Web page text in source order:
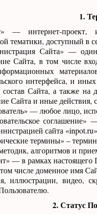
1.
— интернет-проект,
тематики, доступный в
Сайта» —
Сайта, в том числе
интерфейса, и
Сайта, а также на
Сайта и иные действия,
— любое лицо,
соглашение»
сайта
термины» –
алгоритмов и
— в рамках настоящего
числе доменное имя
иллюстрации, видео,
2. Статус